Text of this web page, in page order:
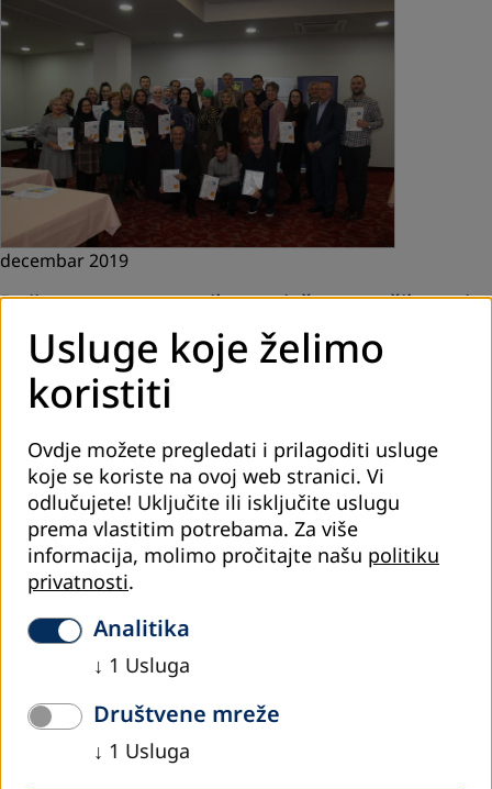
decembar 2019
Dvije grupe nastavnika uspješno završile prvi
javno važeći program andragoškog
osposobljavanja u BiH
Andragoško osposobljavanje nastavnika u obrazovanju
International – Ureda za BiH i Ministarstva obrazovanja,
nauke, kulture i sporta…
Pročitaj više
Usluge koje želimo
koristiti
Ovdje možete pregledati i prilagoditi usluge
koje se koriste na ovoj web stranici. Vi
odlučujete! Uključite ili isključite uslugu
prema vlastitim potrebama. Za više
informacija, molimo pročitajte našu politiku
privatnosti.
Analitika
↓ 1 Usluga
Društvene mreže
↓ 1 Usluga